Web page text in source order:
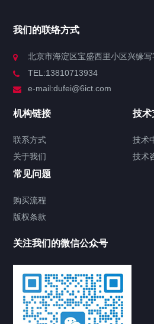
解决方案
产品中心 新闻
AirEngine 5762-12SW
机
2024/09/20
L24P4S-A2S5735S-
A3S5735S-L24T4S-QA2S5735S-L24T4X-
A1S5735S-L48P4X-A1 S5735S-L48S4X-A3
我们的联络方式
北京市海淀区宝盛西里小区兴缘写
TEL:13810713934
e-mail:dufei@6ict.com
机构链接
联系方式
关于我们
技术
技术
技术
常见问题
购买流程
版权条款
关注我们的微信公众号